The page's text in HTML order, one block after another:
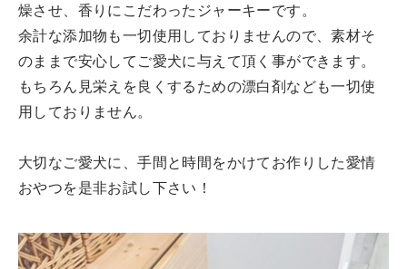
燥させ、香りにこだわったジャーキーです。
余計な添加物も一切使用しておりませんので、素材そ
のままで安心してご愛犬に与えて頂く事ができます。
もちろん見栄えを良くするための漂白剤なども一切使
用しておりません。
大切なご愛犬に、手間と時間をかけてお作りした愛情
おやつを是非お試し下さい！